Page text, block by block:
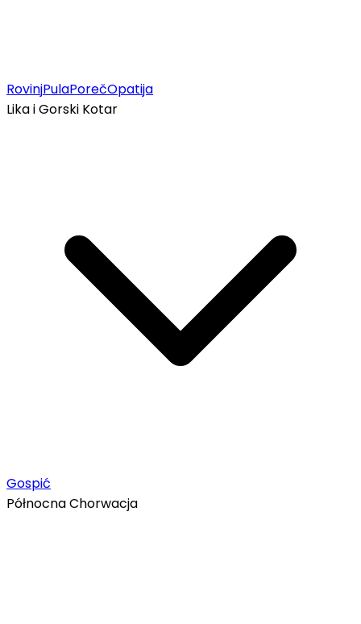
RovinjPulaPorečOpatija
Lika i Gorski Kotar
Gospić
Północna Chorwacja